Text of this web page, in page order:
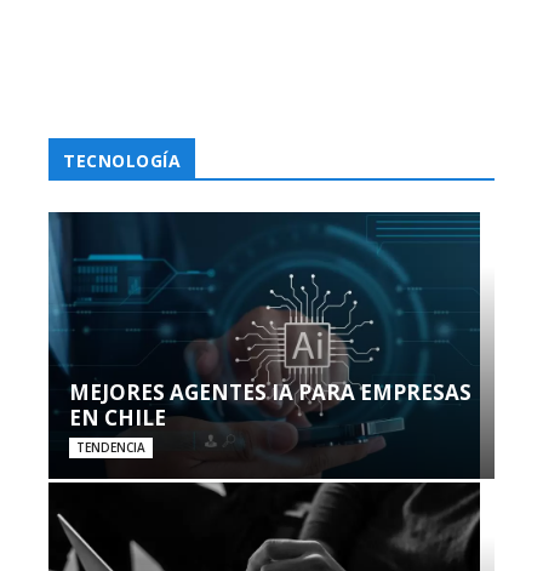
TECNOLOGÍA
MEJORES AGENTES IA PARA EMPRESAS
EN CHILE
TENDENCIA